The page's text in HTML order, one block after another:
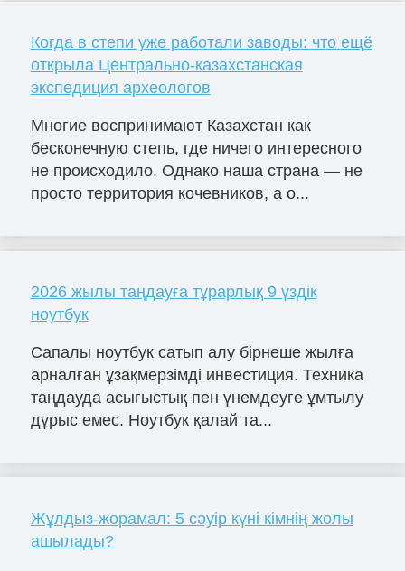
Когда в степи уже работали заводы: что ещё
открыла Центрально-казахстанская
экспедиция археологов
Многие воспринимают Казахстан как
бесконечную степь, где ничего интересного
не происходило. Однако наша страна — не
просто территория кочевников, а о...
2026 жылы таңдауға тұрарлық 9 үздік
ноутбук
Сапалы ноутбук сатып алу бірнеше жылға
арналған ұзақмерзімді инвестиция. Техника
таңдауда асығыстық пен үнемдеуге ұмтылу
дұрыс емес. Ноутбук қалай та...
Жұлдыз-жорамал: 5 сәуір күні кімнің жолы
ашылады?